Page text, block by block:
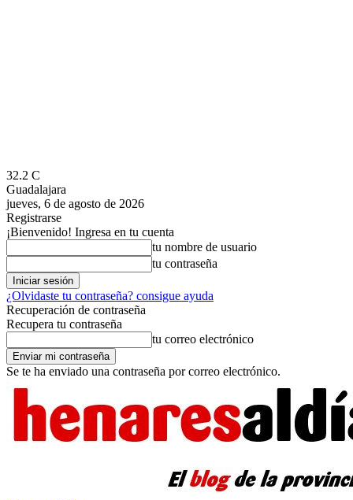
32.2 C
Guadalajara
jueves, 6 de agosto de 2026
Registrarse
¡Bienvenido! Ingresa en tu cuenta
tu nombre de usuario
tu contraseña
¿Olvidaste tu contraseña? consigue ayuda
Recuperación de contraseña
Recupera tu contraseña
tu correo electrónico
Se te ha enviado una contraseña por correo electrónico.